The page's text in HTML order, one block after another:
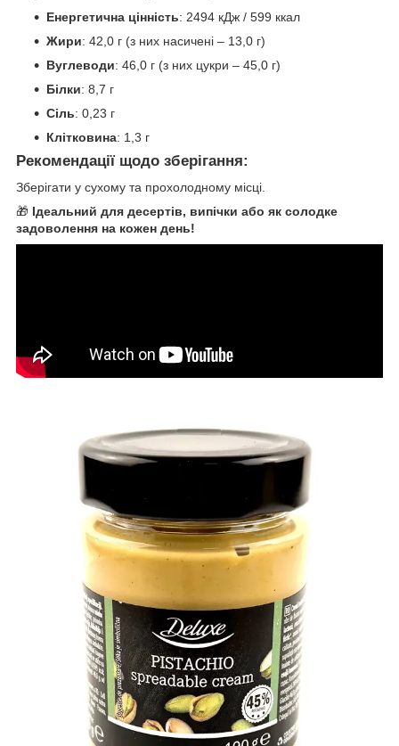
Енергетична цінність: 2494 кДж / 599 ккал
Жири: 42,0 г (з них насичені – 13,0 г)
Вуглеводи: 46,0 г (з них цукри – 45,0 г)
Білки: 8,7 г
Сіль: 0,23 г
Клітковина: 1,3 г
Рекомендації щодо зберігання:
Зберігати у сухому та прохолодному місці.
🎁 Ідеальний для десертів, випічки або як солодке
задоволення на кожен день!